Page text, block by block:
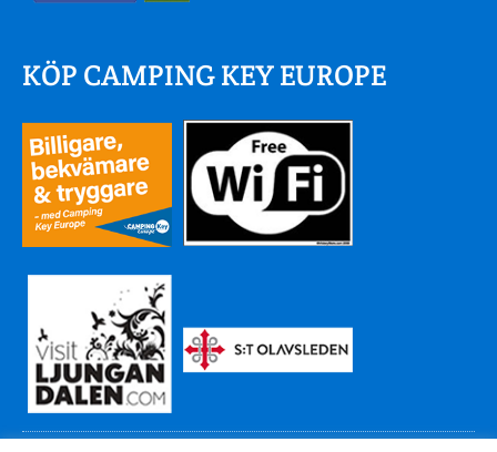
KÖP CAMPING KEY EUROPE